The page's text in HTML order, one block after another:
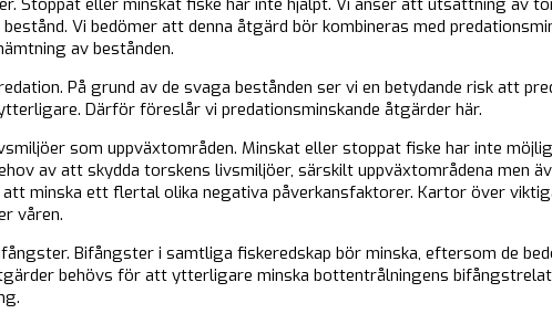
Stoppat eller minskat fiske har inte hjälpt. Vi anser att utsättning av
Vi bedömer att denna åtgärd bör kombineras med
av bestånden.
På grund av de svaga bestånden ser vi en betydande risk att
Därför föreslår vi predationsminskande åtgärder här.
som uppväxtområden. Minskat eller stoppat fiske har inte
av att skydda torskens livsmiljöer, särskilt uppväxtområdena men
att minska ett flertal olika negativa påverkansfaktorer. Kartor över
våren.
Bifångster i samtliga fiskeredskap bör minska, eftersom de
behövs för att ytterligare minska bottentrålningens